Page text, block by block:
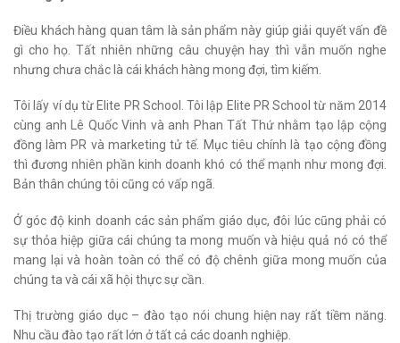
Điều khách hàng quan tâm là sản phẩm này giúp giải quyết vấn đề
gì cho họ. Tất nhiên những câu chuyện hay thì vẫn muốn nghe
nhưng chưa chắc là cái khách hàng mong đợi, tìm kiếm.
Tôi lấy ví dụ từ Elite PR School. Tôi lập Elite PR School từ năm 2014
cùng anh Lê Quốc Vinh và anh Phan Tất Thứ nhằm tạo lập cộng
đồng làm PR và marketing tử tế. Mục tiêu chính là tạo cộng đồng
thì đương nhiên phần kinh doanh khó có thể mạnh như mong đợi.
Bản thân chúng tôi cũng có vấp ngã.
Ở góc độ kinh doanh các sản phẩm giáo dục, đôi lúc cũng phải có
sự thỏa hiệp giữa cái chúng ta mong muốn và hiệu quả nó có thể
mang lại và hoàn toàn có thể có độ chênh giữa mong muốn của
chúng ta và cái xã hội thực sự cần.
Thị trường giáo dục – đào tạo nói chung hiện nay rất tiềm năng.
Nhu cầu đào tạo rất lớn ở tất cả các doanh nghiệp.